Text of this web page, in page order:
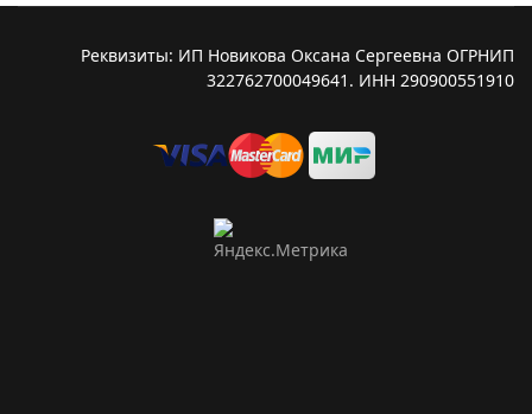
Реквизиты: ИП Новикова Оксана Сергеевна ОГРНИП
322762700049641. ИНН 290900551910